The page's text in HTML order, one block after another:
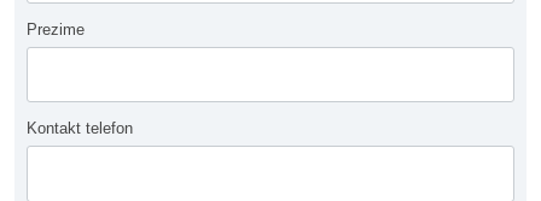
Prezime
Kontakt telefon